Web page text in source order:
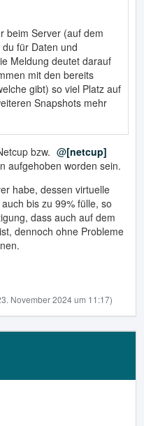
beim Server (auf dem
für Daten und
Meldung deutet darauf
mit den bereits
gibt) so viel Platz auf
Snapshots mehr
bzw.
[netcup]
aufgehoben worden sein.
habe, dessen virtuelle
bis zu 99% fülle, so
dass auch auf dem
dennoch ohne Probleme
November 2024 um 11:17)